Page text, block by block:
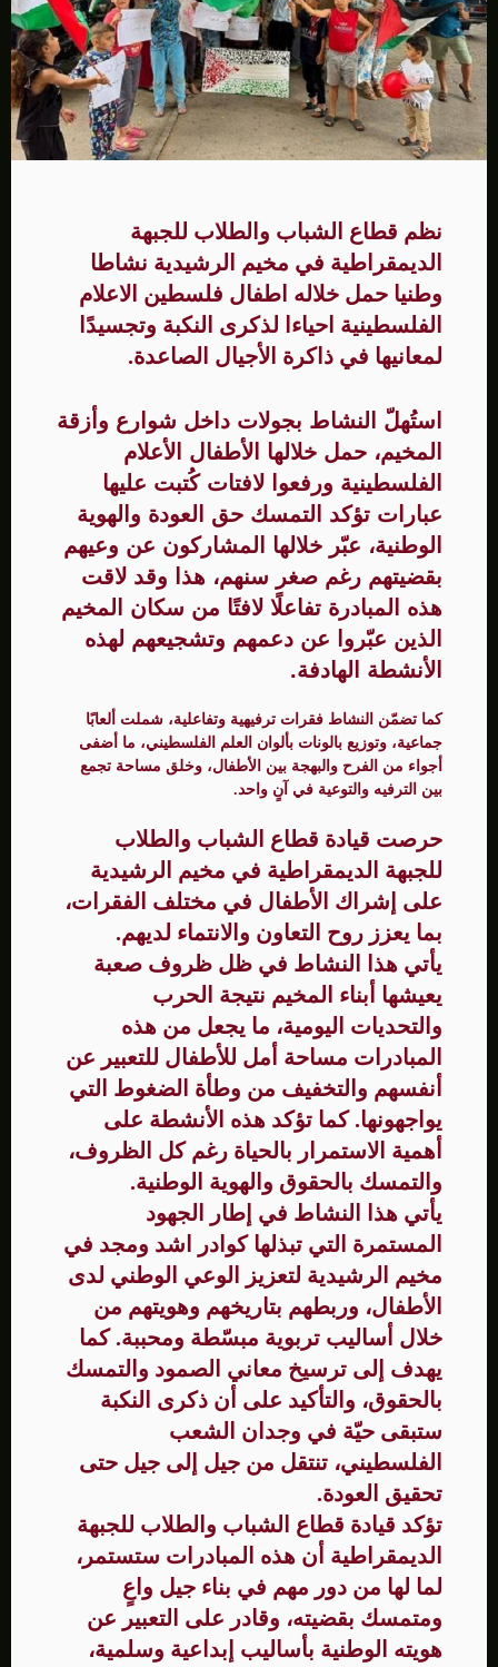
نظم قطاع الشباب والطلاب للجبهة
الديمقراطية في مخيم الرشيدية نشاطا
وطنيا حمل خلاله اطفال فلسطين الاعلام
الفلسطينية احياءا لذكرى النكبة وتجسيدًا
لمعانيها في ذاكرة الأجيال الصاعدة.
استُهلّ النشاط بجولات داخل شوارع وأزقة
المخيم، حمل خلالها الأطفال الأعلام
الفلسطينية ورفعوا لافتات كُتبت عليها
عبارات تؤكد التمسك حق العودة والهوية
الوطنية، عبّر خلالها المشاركون عن وعيهم
بقضيتهم رغم صغر سنهم، هذا وقد لاقت
هذه المبادرة تفاعلًا لافتًا من سكان المخيم
الذين عبّروا عن دعمهم وتشجيعهم لهذه
الأنشطة الهادفة.
كما تضمّن النشاط فقرات ترفيهية وتفاعلية، شملت ألعابًا
جماعية، وتوزيع بالونات بألوان العلم الفلسطيني، ما أضفى
أجواء من الفرح والبهجة بين الأطفال، وخلق مساحة تجمع
بين الترفيه والتوعية في آنٍ واحد.
حرصت قيادة قطاع الشباب والطلاب
للجبهة الديمقراطية في مخيم الرشيدية
على إشراك الأطفال في مختلف الفقرات،
بما يعزز روح التعاون والانتماء لديهم.
يأتي هذا النشاط في ظل ظروف صعبة
يعيشها أبناء المخيم نتيجة الحرب
والتحديات اليومية، ما يجعل من هذه
المبادرات مساحة أمل للأطفال للتعبير عن
أنفسهم والتخفيف من وطأة الضغوط التي
يواجهونها. كما تؤكد هذه الأنشطة على
أهمية الاستمرار بالحياة رغم كل الظروف،
والتمسك بالحقوق والهوية الوطنية.
يأتي هذا النشاط في إطار الجهود
المستمرة التي تبذلها كوادر اشد ومجد في
مخيم الرشيدية لتعزيز الوعي الوطني لدى
الأطفال، وربطهم بتاريخهم وهويتهم من
خلال أساليب تربوية مبسّطة ومحببة. كما
يهدف إلى ترسيخ معاني الصمود والتمسك
بالحقوق، والتأكيد على أن ذكرى النكبة
ستبقى حيّة في وجدان الشعب
الفلسطيني، تنتقل من جيل إلى جيل حتى
تحقيق العودة.
تؤكد قيادة قطاع الشباب والطلاب للجبهة
الديمقراطية أن هذه المبادرات ستستمر،
لما لها من دور مهم في بناء جيل واعٍ
ومتمسك بقضيته، وقادر على التعبير عن
هويته الوطنية بأساليب إبداعية وسلمية،